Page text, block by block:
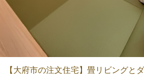
【大府市の注文住宅】畳リビングと